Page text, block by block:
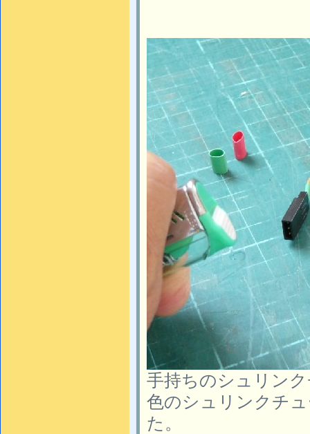
手持ちのシュリン
色のシュリンクチ
た。